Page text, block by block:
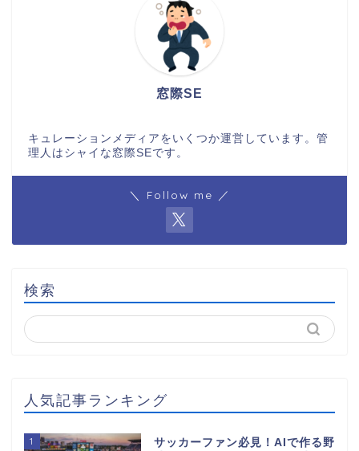
窓際SE
キュレーションメディアをいくつか運営しています。管
理人はシャイな窓際SEです。
＼ Follow me ／
検索
人気記事ランキング
1
サッカーファン必見！AIで作る野